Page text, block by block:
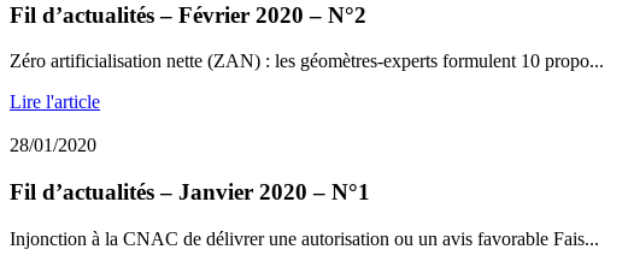
Fil d’actualités – Février 2020 – N°2
Zéro artificialisation nette (ZAN) : les géomètres-experts formulent 10 propo...
Lire l'article
28/01/2020
Fil d’actualités – Janvier 2020 – N°1
Injonction à la CNAC de délivrer une autorisation ou un avis favorable Fais...